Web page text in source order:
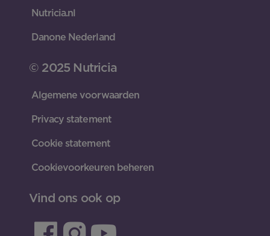
Nutricia.nl
Danone Nederland
© 2025 Nutricia
Algemene voorwaarden
Privacy statement
Cookie statement
Cookievoorkeuren beheren
Vind ons ook op